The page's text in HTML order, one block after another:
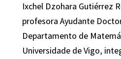
Ixchel Dzohara Gutiérrez
profesora Ayudante
Departamento de
Universidade de Vigo,